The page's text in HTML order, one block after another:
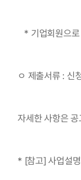
* 기업회원으로
ㅇ 제출서류 : 신
자세한 사항은
* [참고] 사업설